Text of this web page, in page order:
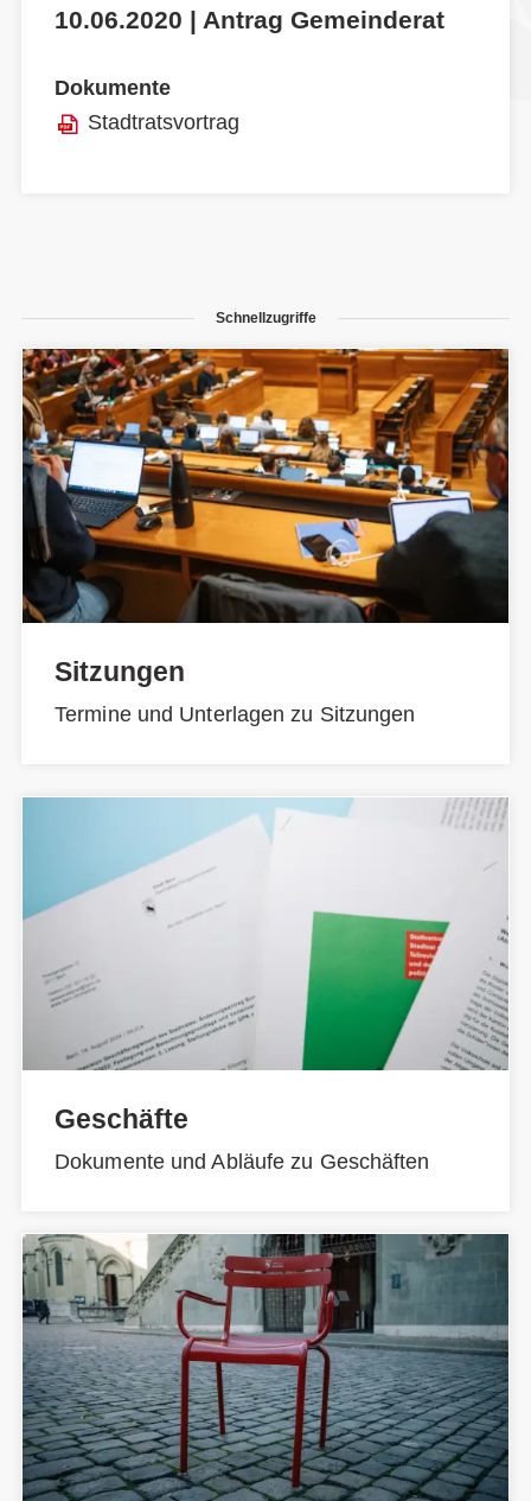
10.06.2020 | Antrag Gemeinderat
Dokumente
Stadtratsvortrag
Schnellzugriffe
Sitzungen
Termine und Unterlagen zu Sitzungen
Geschäfte
Dokumente und Abläufe zu Geschäften